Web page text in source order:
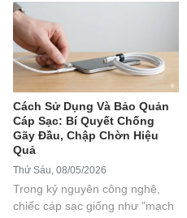
Cách Sử Dụng Và Bảo Quản
Cáp Sạc: Bí Quyết Chống
Gãy Đầu, Chập Chờn Hiệu
Quả
Thứ Sáu, 08/05/2026
Trong kỷ nguyên công nghệ,
chiếc cáp sạc giống như "mạch